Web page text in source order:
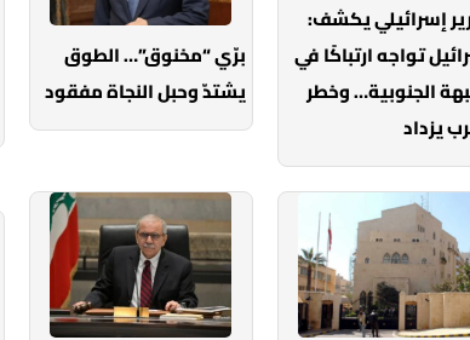
إسرائيلي يكشف:
تواجه ارتباكًا في
الجنوبية… وخطر
يزداد
برّي “مخنوق”… الطوق
يشتدّ وحبل النجاة مفقود